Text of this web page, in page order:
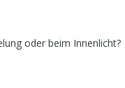
oder beim Innenlicht?